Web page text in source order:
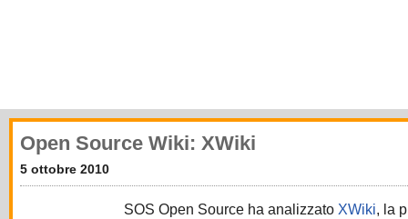
Open Source Wiki: XWiki
5 ottobre 2010
SOS Open Source ha analizzato XWiki, la